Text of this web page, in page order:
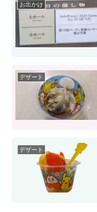
お出かけ
デザート
デザート